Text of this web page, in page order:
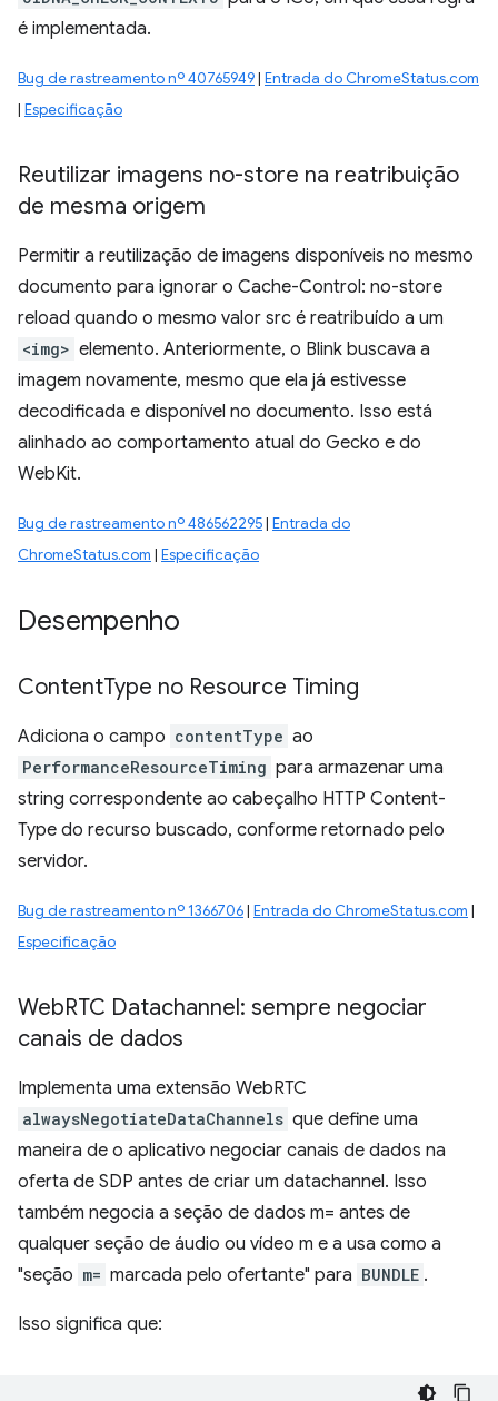
é implementada.
Bug de rastreamento nº 40765949| Entrada do ChromeStatus.com
| Especificação
Reutilizar imagens no-store na reatribuição
de mesma origem
Permitir a reutilização de imagens disponíveis no mesmo
documento para ignorar o Cache-Control: no-store
reload quando o mesmo valor src é reatribuído a um
<img> elemento. Anteriormente, o Blink buscava a
imagem novamente, mesmo que ela já estivesse
decodificada e disponível no documento. Isso está
alinhado ao comportamento atual do Gecko e do
WebKit.
Bug de rastreamento nº 486562295| Entrada do
ChromeStatus.com | Especificação
Desempenho
ContentType no Resource Timing
Adiciona o campo contentType ao
PerformanceResourceTiming para armazenar uma
string correspondente ao cabeçalho HTTP Content-
Type do recurso buscado, conforme retornado pelo
servidor.
Bug de rastreamento nº 1366706| Entrada do ChromeStatus.com |
Especificação
WebRTC Datachannel: sempre negociar
canais de dados
Implementa uma extensão WebRTC
alwaysNegotiateDataChannels que define uma
maneira de o aplicativo negociar canais de dados na
oferta de SDP antes de criar um datachannel. Isso
também negocia a seção de dados m= antes de
qualquer seção de áudio ou vídeo m e a usa como a
"seção m= marcada pelo ofertante" para BUNDLE .
Isso significa que: